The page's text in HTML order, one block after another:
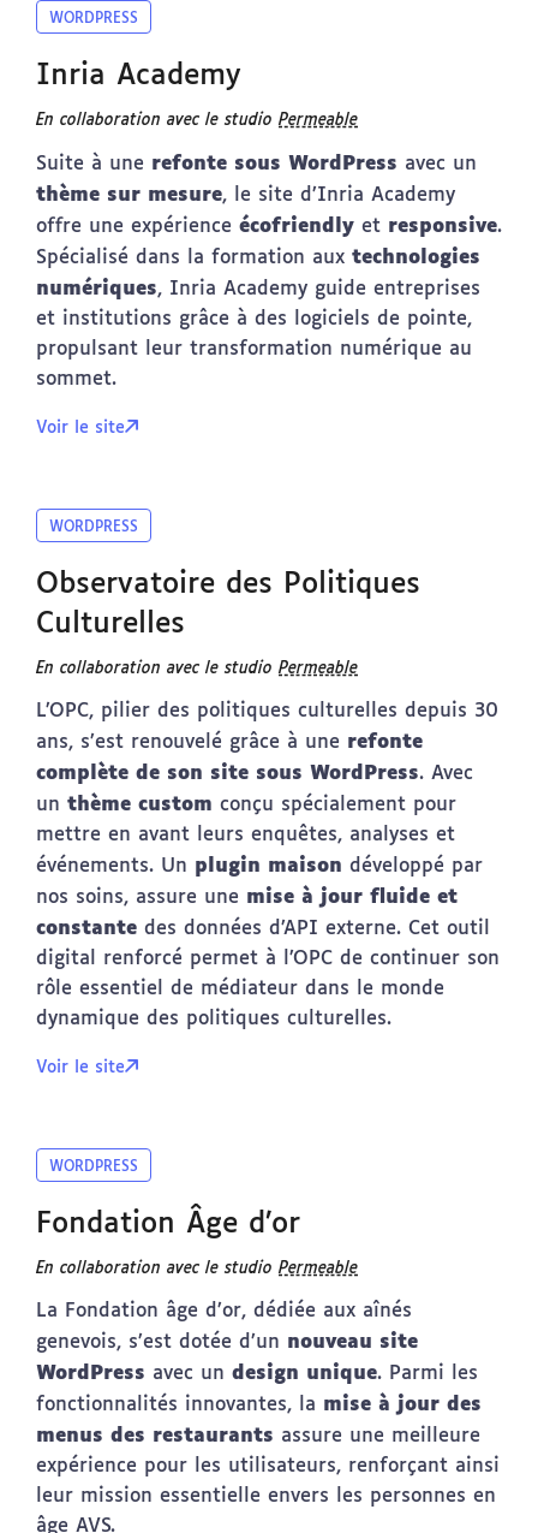
WORDPRESS
Inria Academy
En collaboration avec le studio Permeable
Suite à une refonte sous WordPress avec un
thème sur mesure, le site d’Inria Academy
offre une expérience écofriendly et responsive.
Spécialisé dans la formation aux technologies
numériques, Inria Academy guide entreprises
et institutions grâce à des logiciels de pointe,
propulsant leur transformation numérique au
sommet.
Voir le site
WORDPRESS
Observatoire des Politiques
Culturelles
En collaboration avec le studio Permeable
L’OPC, pilier des politiques culturelles depuis 30
ans, s’est renouvelé grâce à une refonte
complète de son site sous WordPress. Avec
un thème custom conçu spécialement pour
mettre en avant leurs enquêtes, analyses et
événements. Un plugin maison développé par
nos soins, assure une mise à jour fluide et
constante des données d’API externe. Cet outil
digital renforcé permet à l’OPC de continuer son
rôle essentiel de médiateur dans le monde
dynamique des politiques culturelles.
Voir le site
WORDPRESS
Fondation Âge d’or
En collaboration avec le studio Permeable
La Fondation âge d’or, dédiée aux aînés
genevois, s’est dotée d’un nouveau site
WordPress avec un design unique. Parmi les
fonctionnalités innovantes, la mise à jour des
menus des restaurants assure une meilleure
expérience pour les utilisateurs, renforçant ainsi
leur mission essentielle envers les personnes en
âge AVS.